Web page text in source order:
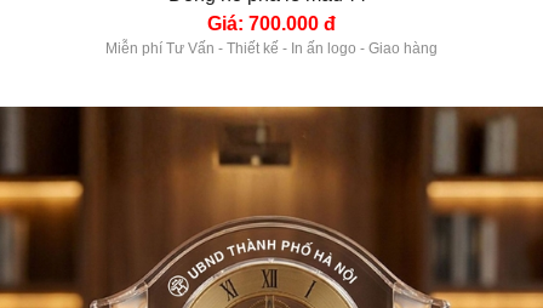
Giá: 700.000 đ
Miễn phí Tư Vấn - Thiết kế - In ấn logo - Giao hàng